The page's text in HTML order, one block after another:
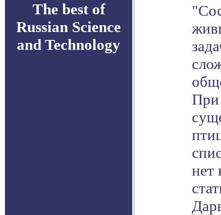
The best of
Russian Science
and Technology
При
нет